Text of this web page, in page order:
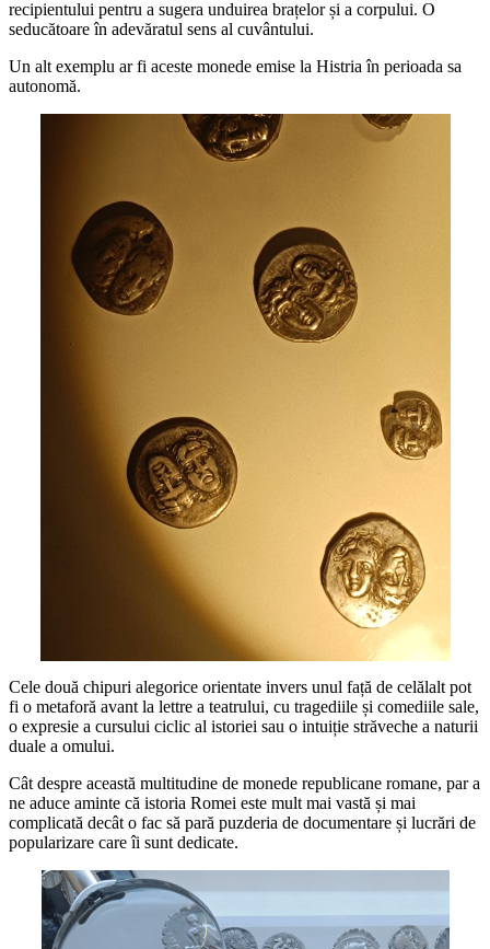
recipientului pentru a sugera unduirea brațelor și a corpului. O
seducătoare în adevăratul sens al cuvântului.
Un alt exemplu ar fi aceste monede emise la Histria în perioada sa
autonomă.
Cele două chipuri alegorice orientate invers unul față de celălalt pot
fi o metaforă avant la lettre a teatrului, cu tragediile și comediile sale,
o expresie a cursului ciclic al istoriei sau o intuiție străveche a naturii
duale a omului.
Cât despre această multitudine de monede republicane romane, par a
ne aduce aminte că istoria Romei este mult mai vastă și mai
complicată decât o fac să pară puzderia de documentare și lucrări de
popularizare care îi sunt dedicate.